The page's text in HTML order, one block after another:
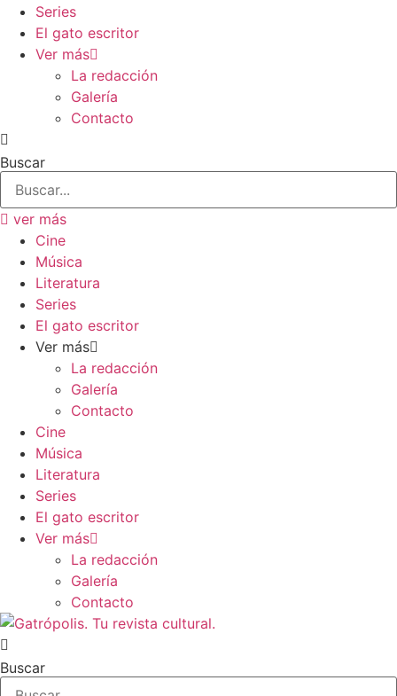
Series
El gato escritor
Ver más
La redacción
Galería
Contacto
Buscar
ver más
Cine
Música
Literatura
Series
El gato escritor
Ver más
La redacción
Galería
Contacto
Cine
Música
Literatura
Series
El gato escritor
Ver más
La redacción
Galería
Contacto
Buscar